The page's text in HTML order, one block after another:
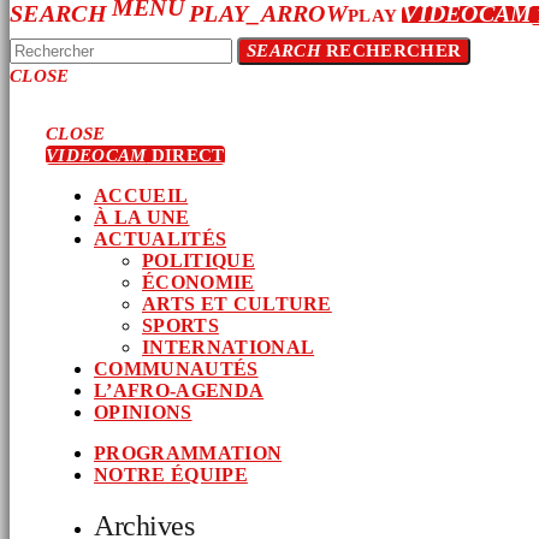
SEARCHMENUPLAY_ARROWPLAY VIDEOCAM
SEARCHRECHERCHER
CLOSE
CLOSE
VIDEOCAMDIRECT
ACCUEIL
À LA UNE
ACTUALITÉS
POLITIQUE
ÉCONOMIE
ARTS ET CULTURE
SPORTS
INTERNATIONAL
COMMUNAUTÉS
L’AFRO-AGENDA
OPINIONS
PROGRAMMATION
NOTRE ÉQUIPE
Archives